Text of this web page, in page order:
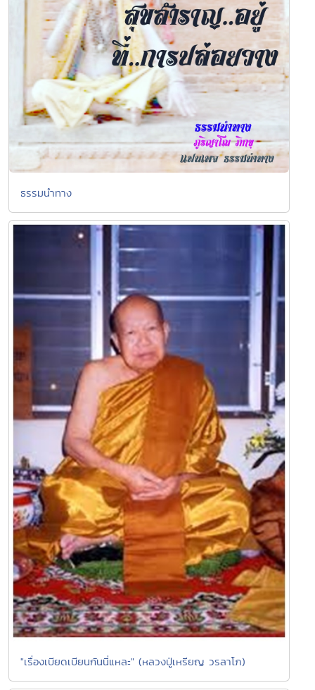
ธรรมนำทาง
"เรื่องเบียดเบียนกันนี่แหละ" (หลวงปู่เหรียญ วรลาโภ)